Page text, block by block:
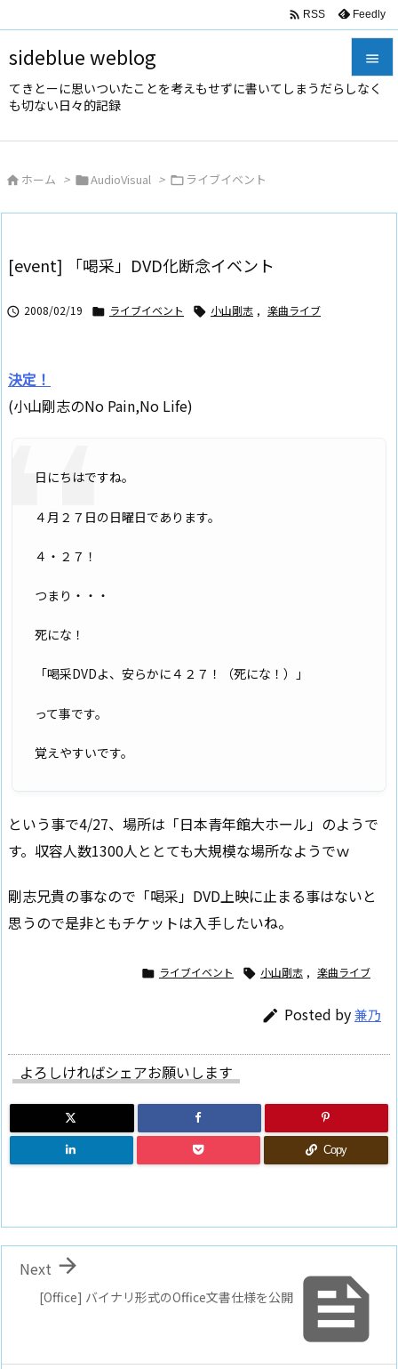
sideblue weblog
てきとーに思いついたことを考えもせずに書いてしまうだらしなく
も切ない日々的記録



 RSS Feedly
 ホーム > AudioVisual >  ライブイベント
[event] 「喝采」DVD化断念イベント
 2008/02/19  ライブイベント  小山剛志 , 楽曲ライブ
決定！
(小山剛志のNo Pain,No Life)
日にちはですね。
４月２７日の日曜日であります。
４・２７！
つまり・・・
死にな！
「喝采DVDよ、安らかに４２７！（死にな！）」
って事です。
覚えやすいです。
という事で4/27、場所は「日本青年館大ホール」のようで
す。収容人数1300人ととても大規模な場所なようでｗ
剛志兄貴の事なので「喝采」DVD上映に止まる事はないと
思うので是非ともチケットは入手したいね。
 ライブイベント  小山剛志 , 楽曲ライブ
 Posted by兼乃
よろしければシェアお願いします
Copy

[Office] バイナリ形式のOffice文書仕様を公開

Next